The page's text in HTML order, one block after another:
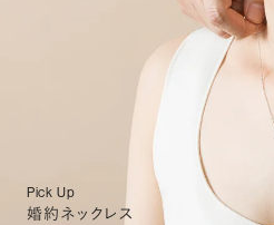
Pick Up
婚約ネックレス